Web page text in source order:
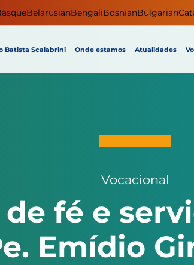
BelarusianBengaliBosnianBulgarian
Batista Scalabrini Onde estamos Atualidades
Vocacional
fé e
Emídio